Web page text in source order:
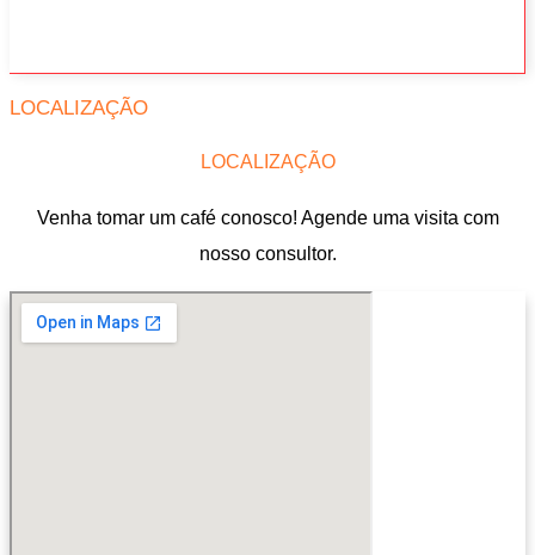
LOCALIZAÇÃO
LOCALIZAÇÃO
Venha tomar um café conosco! Agende uma visita com
nosso consultor.